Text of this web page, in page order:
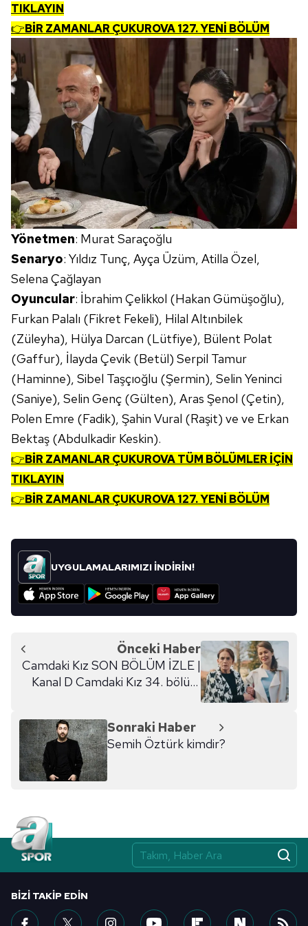
TIKLAYIN
👉BİR ZAMANLAR ÇUKUROVA 127. YENİ BÖLÜM
Yönetmen: Murat Saraçoğlu
Senaryo: Yıldız Tunç, Ayça Üzüm, Atilla Özel,
Selena Çağlayan
Oyuncular: İbrahim Çelikkol (Hakan Gümüşoğlu),
Furkan Palalı (Fikret Fekeli), Hilal Altınbilek
(Züleyha), Hülya Darcan (Lütfiye), Bülent Polat
(Gaffur), İlayda Çevik (Betül) Serpil Tamur
(Haminne), Sibel Taşçıoğlu (Şermin), Selin Yeninci
(Saniye), Selin Genç (Gülten), Aras Şenol (Çetin),
Polen Emre (Fadik), Şahin Vural (Raşit) ve ve Erkan
Bektaş (Abdulkadir Keskin).
👉BİR ZAMANLAR ÇUKUROVA TÜM BÖLÜMLER İÇİN
TIKLAYIN
👉BİR ZAMANLAR ÇUKUROVA 127. YENİ BÖLÜM
UYGULAMALARIMIZI İNDİRİN!
Önceki Haber
Camdaki Kız SON BÖLÜM İZLE |
Kanal D Camdaki Kız 34. bölüm
Sonraki Haber
Semih Öztürk kimdir?
BIZI TAKIP EDIN